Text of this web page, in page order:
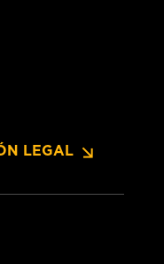
LEGAL